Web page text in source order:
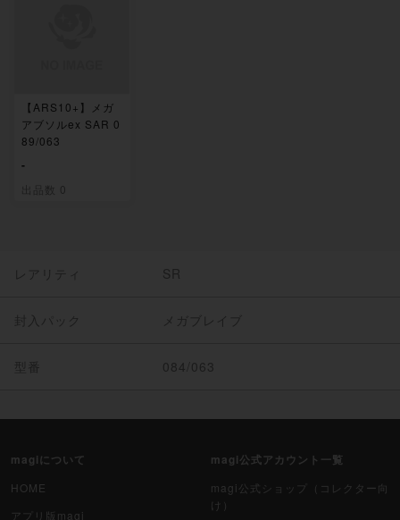
【ARS10+】メガ
アブソルex SAR 0
89/063
-
出品数 0
レアリティ SR
封入パック メガブレイブ
型番 084/063
magiについて
HOME
アプリ版magi
magi公式アカウント一覧
magi公式ショップ（コレクター向
け）